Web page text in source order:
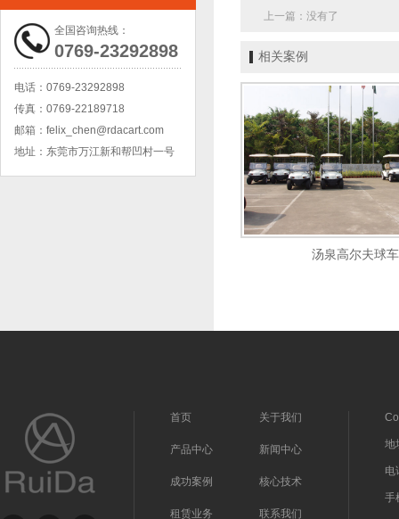
2+2座电动高尔夫球车
全国咨询热线：
0769-23292898
电话： 0769-23292898
传真： 0769-22189718
邮箱： felix_chen@rdacart.com
地址： 东莞市万江新和帮凹村一号
上一篇：没有了
相关案例
汤泉高尔夫球车
首页 关于我们
产品中心 新闻中心
成功案例 核心技术
租赁业务 联系我们
地
电
手